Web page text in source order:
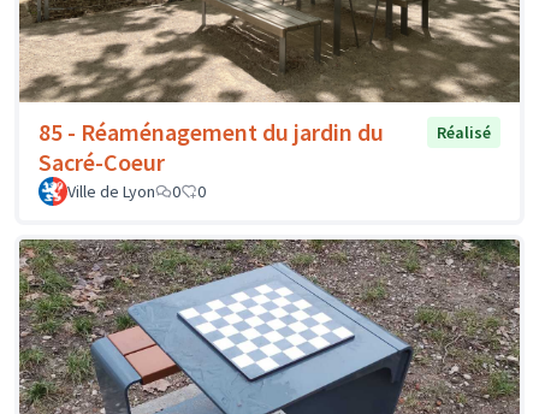
85 - Réaménagement du jardin du
Sacré-Coeur
Réalisé
Ville de Lyon 0 0